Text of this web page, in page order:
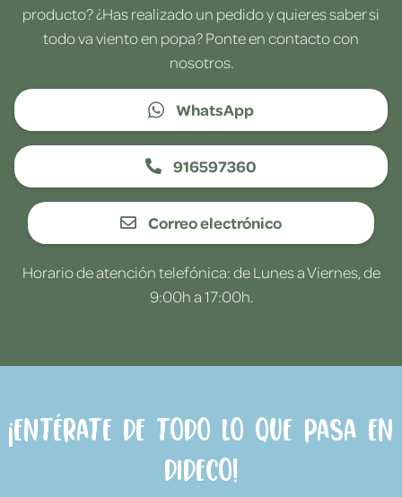
producto? ¿Has realizado un pedido y quieres saber si
todo va viento en popa? Ponte en contacto con
nosotros.
WhatsApp
916597360
Correo electrónico
Horario de atención telefónica: de Lunes a Viernes, de
9:00h a 17:00h.
¡Entérate de todo lo que pasa en
Dideco!